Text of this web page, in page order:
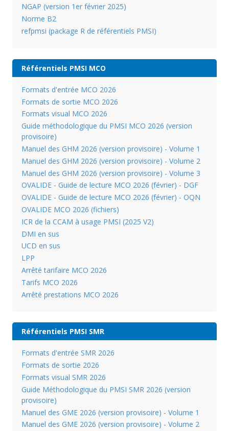
NGAP (version 1er février 2025)
Norme B2
refpmsi (package R de référentiels PMSI)
Référentiels PMSI MCO
Formats d'entrée MCO 2026
Formats de sortie MCO 2026
Formats visual MCO 2026
Guide méthodologique du PMSI MCO 2026 (version
provisoire)
Manuel des GHM 2026 (version provisoire) - Volume 1
Manuel des GHM 2026 (version provisoire) - Volume 2
Manuel des GHM 2026 (version provisoire) - Volume 3
OVALIDE - Guide de lecture MCO 2026 (février) - DGF
OVALIDE - Guide de lecture MCO 2026 (février) - OQN
OVALIDE MCO 2026 (fichiers)
ICR de la CCAM à usage PMSI (2025 V2)
DMI en sus
UCD en sus
LPP
Arrêté tarifaire MCO 2026
Tarifs MCO 2026
Arrêté prestations MCO 2026
Référentiels PMSI SMR
Formats d'entrée SMR 2026
Formats de sortie 2026
Formats visual SMR 2026
Guide Méthodologique du PMSI SMR 2026 (version
provisoire)
Manuel des GME 2026 (version provisoire) - Volume 1
Manuel des GME 2026 (version provisoire) - Volume 2